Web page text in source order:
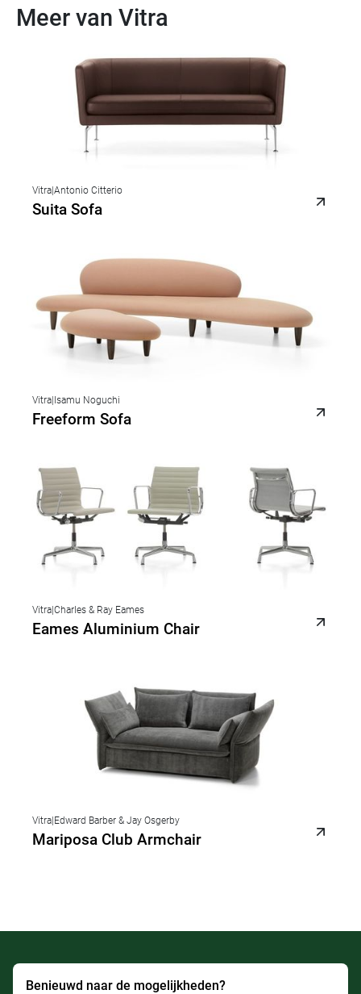
Meer van Vitra
Vitra Antonio Citterio
Suita Sofa
Vitra Isamu Noguchi
Freeform Sofa
Vitra Charles & Ray Eames
Eames Aluminium Chair
Vitra|Edward Barber & Jay Osgerby
Mariposa Club Armchair
Benieuwd naar de mogelijkheden?